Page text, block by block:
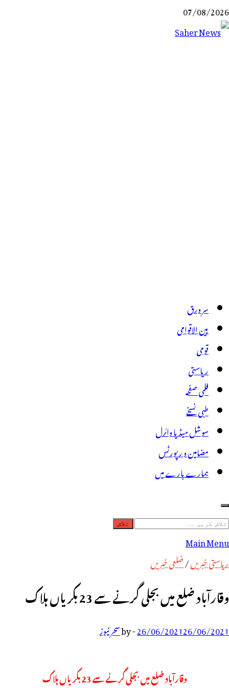
Skip
to
07/08/2026
سر ورق
بین الاقوامی
قومی
ریاستی
فلمی صفحہ
طبی نسخے
سوشل میڈیا وائرل
مضامین و رپورٹس
ہمارے بارے میں
تلاش
کریں
برائے:
Main Menu
ریاستی خبریں/ضلعی خبریں
وقارآباد ضلع میں بجلی گرنے سے 23 بکریاں ہلاک
26/06/202126/06/2021
-
byسحر نیوز
وقارآباد ضلع میں بجلی گرنے سے 23 بکریاں ہلاک